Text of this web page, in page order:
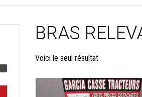
BRAS
Voici le seul résultat